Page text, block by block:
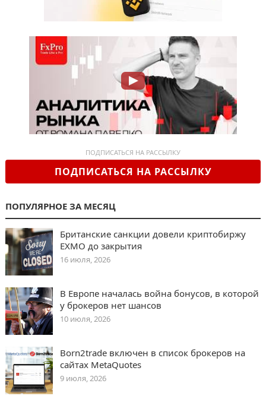
ПОДПИСАТЬСЯ НА РАССЫЛКУ
ПОДПИСАТЬСЯ НА РАССЫЛКУ
ПОПУЛЯРНОЕ ЗА МЕСЯЦ
Британские санкции довели криптобиржу
EXMO до закрытия
16 июля, 2026
В Европе началась война бонусов, в которой
у брокеров нет шансов
10 июля, 2026
Born2trade включен в список брокеров на
сайтах MetaQuotes
9 июля, 2026